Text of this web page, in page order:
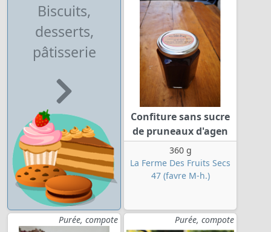
Biscuits,
desserts,
pâtisserie
Confiture sans sucre
de pruneaux d'agen
360 g
La Ferme Des Fruits Secs
47 (favre M-h.)
Purée, compote Purée, compote